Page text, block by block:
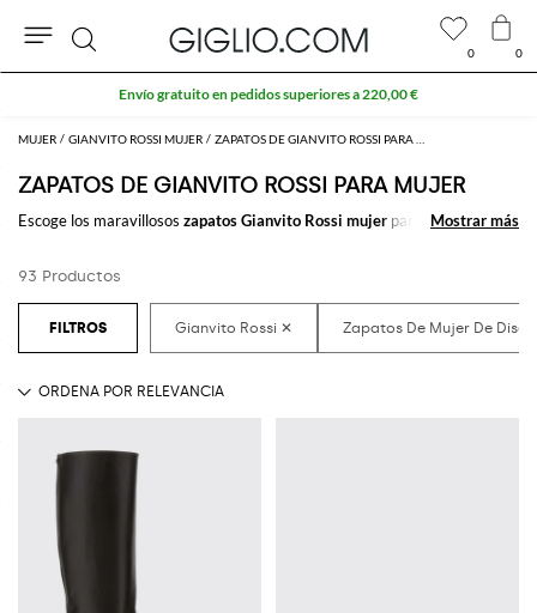
MUJER GIANVITO ROSSI MUJER
ZAPATOS DE GIANVITO ROSSI PARA MUJER
Escoge los maravillosos zapatos Gianvito Rossi mujer para completar tu
sin esfuerzo.
Descubre las últimas tendencias enzapatos para mujer Gianvito Rossi
Mostrar más
Mostrar más
93 Productos
0 0
Buscar
Extra 10 % en el área Outlet